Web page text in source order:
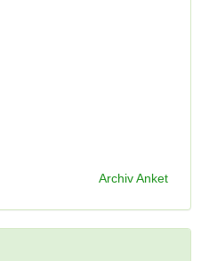
Archiv Anket